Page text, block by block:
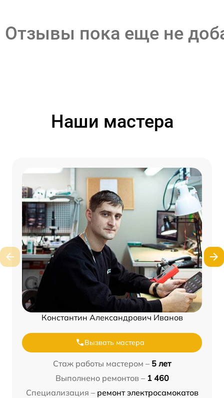
Отзывы пока еще не
Наши мастера
Константин Александрович Иванов
Вызвать мастера
Стаж работы мастером – 5 лет
Выполнено ремонтов – 1 460
Специализация – ремонт электросамокатов